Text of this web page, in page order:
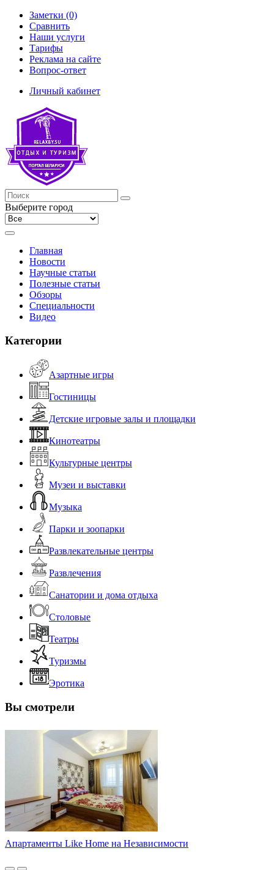
Заметки (0)
Сравнить
Наши услуги
Тарифы
Реклама на сайте
Вопрос-ответ
Личный кабинет
Выберите город
Главная
Новости
Научные статьи
Полезные статьи
Обзоры
Специальности
Видео
Категории
Азартные игры
Гостиницы
Детские игровые залы и площадки
Кинотеатры
Культурные центры
Музеи и выставки
Музыка
Парки и зоопарки
Развлекательные центры
Развлечения
Санатории и дома отдыха
Столовые
Театры
Туризмы
Эротика
Вы смотрели
Апартаменты Like Home на Независимости